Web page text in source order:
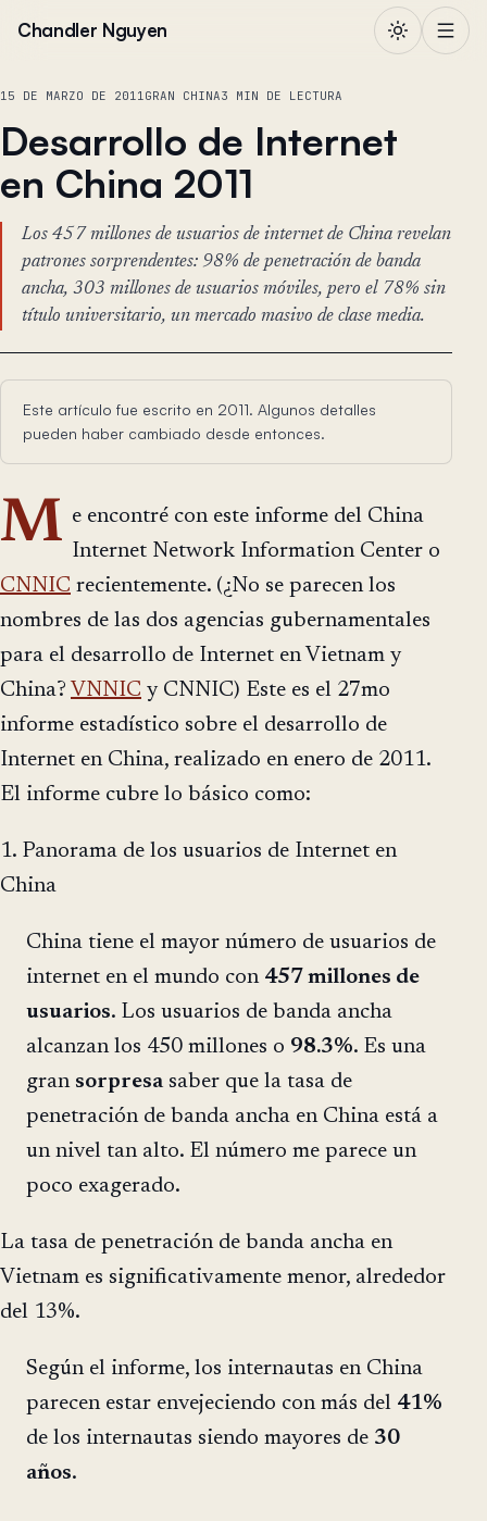
Chandler Nguyen
15 DE MARZO DE 2011GRAN CHINA3 MIN DE LECTURA
Desarrollo de Internet
en China 2011
Los 457 millones de usuarios de internet de China revelan
patrones sorprendentes: 98% de penetración de banda
ancha, 303 millones de usuarios móviles, pero el 78% sin
título universitario, un mercado masivo de clase media.
Este artículo fue escrito en 2011. Algunos detalles
pueden haber cambiado desde entonces.
M e encontré con este informe del China
Internet Network Information Center o
CNNIC recientemente. (¿No se parecen los
nombres de las dos agencias gubernamentales
para el desarrollo de Internet en Vietnam y
China? VNNIC y CNNIC) Este es el 27mo
informe estadístico sobre el desarrollo de
Internet en China, realizado en enero de 2011.
El informe cubre lo básico como:
1. Panorama de los usuarios de Internet en
China
China tiene el mayor número de usuarios de
internet en el mundo con 457 millones de
usuarios. Los usuarios de banda ancha
alcanzan los 450 millones o 98.3%. Es una
gran sorpresasaber que la tasa de
penetración de banda ancha en China está a
un nivel tan alto. El número me parece un
poco exagerado.
La tasa de penetración de banda ancha en
Vietnam es significativamente menor, alrededor
del 13%.
Según el informe, los internautas en China
parecen estar envejeciendo con más del 41%
de los internautas siendo mayores de 30
años.